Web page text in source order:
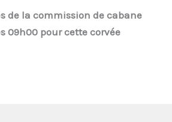
de la commission de cabane
09h00 pour cette corvée